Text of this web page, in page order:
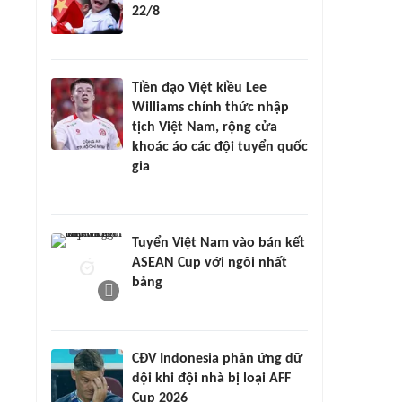
22/8
Tiền đạo Việt kiều Lee
Williams chính thức nhập
tịch Việt Nam, rộng cửa
khoác áo các đội tuyển quốc
gia
Tuyển Việt Nam vào bán kết
ASEAN Cup với ngôi nhất
bảng
CĐV Indonesia phản ứng dữ
dội khi đội nhà bị loại AFF
Cup 2026